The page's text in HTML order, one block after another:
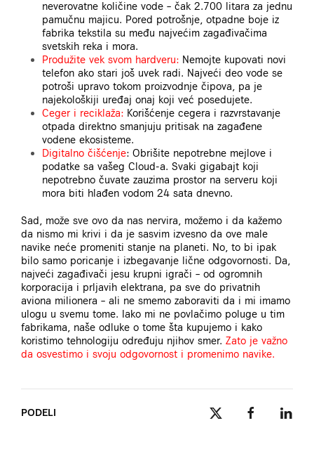
neverovatne količine vode – čak 2.700 litara za jednu
pamučnu majicu. Pored potrošnje, otpadne boje iz
fabrika tekstila su među najvećim zagađivačima
svetskih reka i mora.
Produžite vek svom hardveru: Nemojte kupovati novi
telefon ako stari još uvek radi. Najveći deo vode se
potroši upravo tokom proizvodnje čipova, pa je
najekološkiji uređaj onaj koji već posedujete.
Ceger i reciklaža: Korišćenje cegera i razvrstavanje
otpada direktno smanjuju pritisak na zagađene
vodene ekosisteme.
Digitalno čišćenje: Obrišite nepotrebne mejlove i
podatke sa vašeg Cloud-a. Svaki gigabajt koji
nepotrebno čuvate zauzima prostor na serveru koji
mora biti hlađen vodom 24 sata dnevno.
Sad, može sve ovo da nas nervira, možemo i da kažemo
da nismo mi krivi i da je sasvim izvesno da ove male
navike neće promeniti stanje na planeti. No, to bi ipak
bilo samo poricanje i izbegavanje lične odgovornosti. Da,
najveći zagađivači jesu krupni igrači – od ogromnih
korporacija i prljavih elektrana, pa sve do privatnih
aviona milionera – ali ne smemo zaboraviti da i mi imamo
ulogu u svemu tome. Iako mi ne povlačimo poluge u tim
fabrikama, naše odluke o tome šta kupujemo i kako
koristimo tehnologiju određuju njihov smer. Zato je važno
da osvestimo i svoju odgovornost i promenimo navike.
PODELI